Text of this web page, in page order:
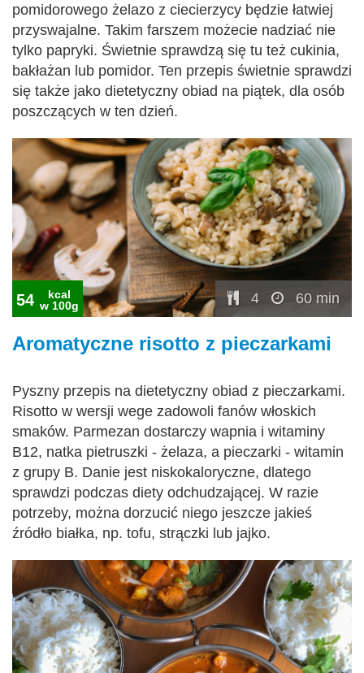
pomidorowego żelazo z ciecierzycy będzie łatwiej
przyswajalne. Takim farszem możecie nadziać nie
tylko papryki. Świetnie sprawdzą się tu też cukinia,
bakłażan lub pomidor. Ten przepis świetnie sprawdzi
się także jako dietetyczny obiad na piątek, dla osób
poszczących w ten dzień.
54
kcal
w 100g
4 60 min
Aromatyczne risotto z pieczarkami
Pyszny przepis na dietetyczny obiad z pieczarkami.
Risotto w wersji wege zadowoli fanów włoskich
smaków. Parmezan dostarczy wapnia i witaminy
B12, natka pietruszki - żelaza, a pieczarki - witamin
z grupy B. Danie jest niskokaloryczne, dlatego
sprawdzi podczas diety odchudzającej. W razie
potrzeby, można dorzucić niego jeszcze jakieś
źródło białka, np. tofu, strączki lub jajko.